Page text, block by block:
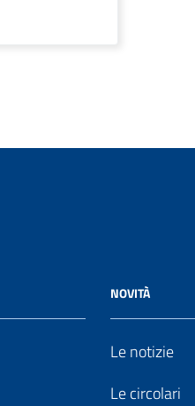
NOVITÀ
Le notizie
Le circolari